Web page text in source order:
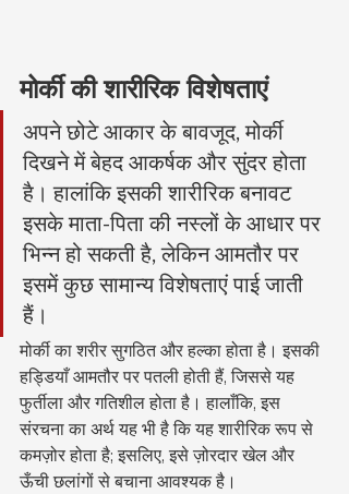
मोर्की की शारीरिक विशेषताएं
अपने छोटे आकार के बावजूद, मोर्की
दिखने में बेहद आकर्षक और सुंदर होता
है। हालांकि इसकी शारीरिक बनावट
इसके माता-पिता की नस्लों के आधार पर
भिन्न हो सकती है, लेकिन आमतौर पर
इसमें कुछ सामान्य विशेषताएं पाई जाती
हैं।
मोर्की का शरीर सुगठित और हल्का होता है। इसकी
हड्डियाँ आमतौर पर पतली होती हैं, जिससे यह
फुर्तीला और गतिशील होता है। हालाँकि, इस
संरचना का अर्थ यह भी है कि यह शारीरिक रूप से
कमज़ोर होता है; इसलिए, इसे ज़ोरदार खेल और
ऊँची छलांगों से बचाना आवश्यक है।